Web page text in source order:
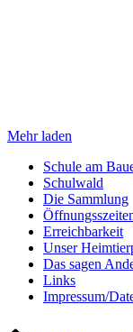
Mehr laden
Schule am
Schulwald
Die Sammlung
Erreichbarkeit
Unser
Das sagen
Links
Impressum/